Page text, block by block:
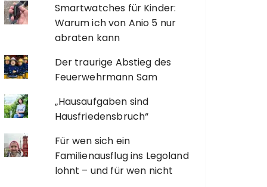
Smartwatches für Kinder:
Warum ich von Anio 5 nur
abraten kann
Der traurige Abstieg des
Feuerwehrmann Sam
„Hausaufgaben sind
Hausfriedensbruch“
Für wen sich ein
Familienausflug ins Legoland
lohnt – und für wen nicht